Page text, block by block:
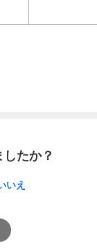
たか？
いえ